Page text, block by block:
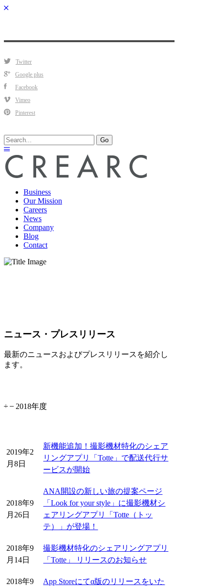
Twitter
Google plus
Facebook
Vimeo
Pinterest
Search
for:
Go
Business
Our Mission
Careers
News
Company
Blog
Contact
ニュース・プレスリリース
最新のニュースおよびプレスリリースを紹介し
ます。
2018年度
2019年2
月8日
新機能追加！撮影機材特化のシェア
リングアプリ「Totte」で配送代行サ
ービスが開始
2018年9
月26日
ANA開設の新しい旅の提案ページ
「Look for your style」に撮影機材シ
ェアリングアプリ「Totte（トッ
テ）」が登場！
2018年9
月14日
撮影機材特化のシェアリングアプリ
「Totte」 リリースのお知らせ
2018年9
App Storeにてα版のリリースをいた